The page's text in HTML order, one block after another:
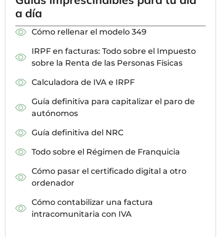
a día
Cómo rellenar el modelo 349
IRPF en facturas: Todo sobre el Impuesto
sobre la Renta de las Personas Físicas
Calculadora de IVA e IRPF
Guía definitiva para capitalizar el paro de
autónomos
Guía definitiva del NRC
Todo sobre el Régimen de Franquicia
Cómo pasar el certificado digital a otro
ordenador
Cómo contabilizar una factura
intracomunitaria con IVA